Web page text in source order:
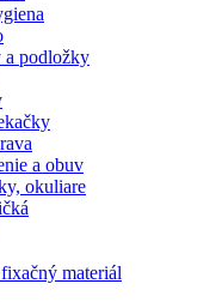
a podložky
a obuv
okuliare
materiál